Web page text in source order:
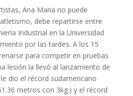
Ana Maria no puede
debe repartirse entre
Industrial en la Universidad
por las tardes. A los 15
para competir en pruebas
lesión la llevó al lanzamiento de
dio el récord sudamericano
metros con 3kg.) y el récord